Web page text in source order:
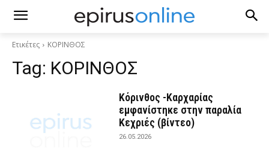
Ετικέτες ΚΟΡΙΝΘΟΣ
Tag: ΚΟΡΙΝΘΟΣ
Κόρινθος -Καρχαρίας
εμφανίστηκε στην παραλία
Κεχριές (βίντεο)
26.05.2026